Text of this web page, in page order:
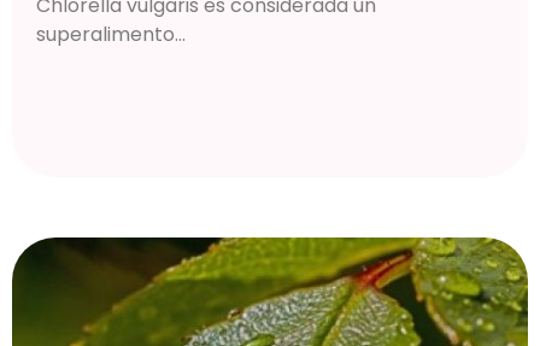
superalimento...